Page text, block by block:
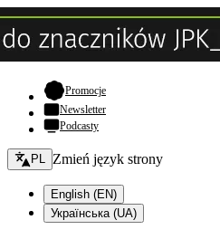
Promocje- otwiera się w nowej karcie
Newsletter
Podcasty
Zmień język - bieżący:
PL Zmień język strony
English (EN)
Українська (UA)